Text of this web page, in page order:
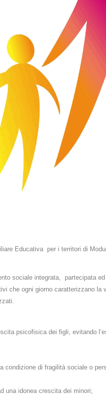
Educativa per i territori di
sociale integrata, partecipata
che ogni giorno caratterizzano
psicofisica dei figli, evitando
di fragilità sociale o
una idonea crescita dei minori;